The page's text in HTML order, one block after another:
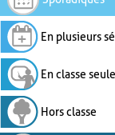
En plusieurs
En classe
Hors classe